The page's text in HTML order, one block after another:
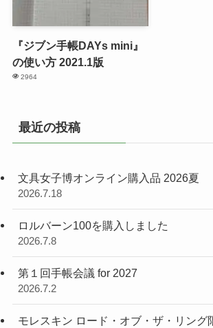
『ジブン手帳DAYs mini』
の使い方 2021.1版
2964
最近の投稿
文具女子博オンライン購入品 2026夏
2026.7.18
ロルバーン100を購入しました
2026.7.8
第１回手帳会議 for 2027
2026.7.2
モレスキン ロード・オブ・ザ・リング